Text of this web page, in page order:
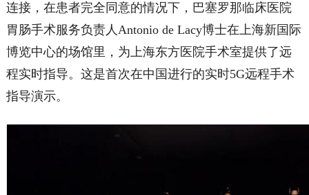
连接，在患者完全同意的情况下，巴塞罗那临床医院
胃肠手术服务负责人Antonio de Lacy博士在上海新国际
博览中心的场馆里，为上海东方医院手术室提供了远
程实时指导。这是首次在中国进行的实时5G远程手术
指导演示。